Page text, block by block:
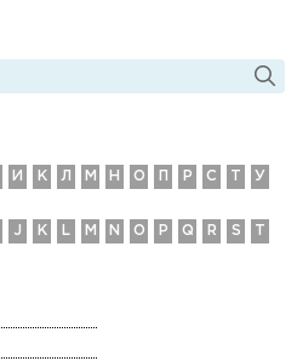
И К Л М Н О П Р С Т
У
J K L M N O P Q R S
T